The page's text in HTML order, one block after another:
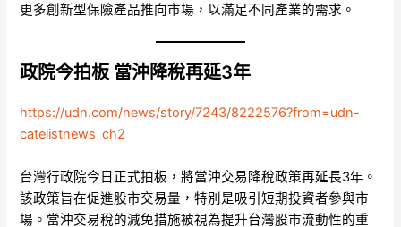
更多創新型保險產品推向市場，以滿足不同產業的需求。
政院今拍板 當沖降稅再延3年
https://udn.com/news/story/7243/8222576?from=udn-
catelistnews_ch2
台灣行政院今日正式拍板，將當沖交易降稅政策再延長3年。
該政策旨在促進股市交易量，特別是吸引短期投資者參與市
場。當沖交易稅的減免措施被視為提升台灣股市流動性的重